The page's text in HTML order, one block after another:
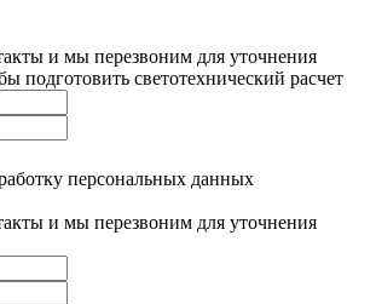
и мы перезвоним для уточнения
подготовить светотехнический расчет
персональных данных
и мы перезвоним для уточнения